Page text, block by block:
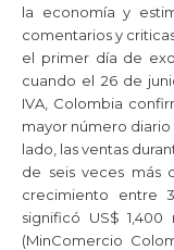
la economía y
comentarios y
el primer día de
cuando el 26 de
IVA, Colombia
mayor número
lado, las ventas
de seis veces más
crecimiento entre
significó US$
(MinComercio